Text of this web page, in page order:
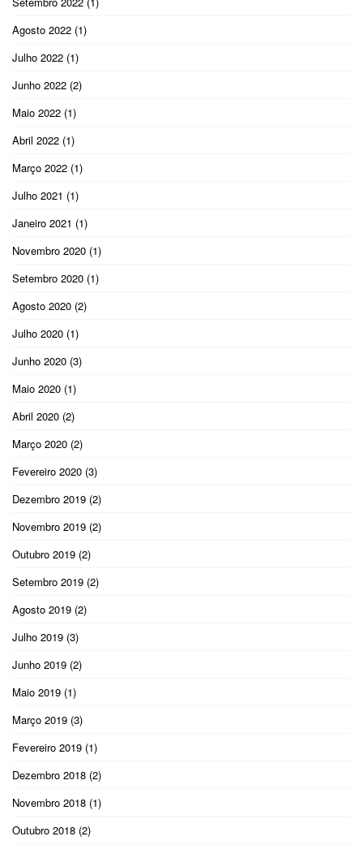
Agosto 2022 (1)
Julho 2022 (1)
Junho 2022 (2)
Maio 2022 (1)
Abril 2022 (1)
Março 2022 (1)
Julho 2021 (1)
Janeiro 2021 (1)
Novembro 2020 (1)
Setembro 2020 (1)
Agosto 2020 (2)
Julho 2020 (1)
Junho 2020 (3)
Maio 2020 (1)
Abril 2020 (2)
Março 2020 (2)
Fevereiro 2020 (3)
Dezembro 2019 (2)
Novembro 2019 (2)
Outubro 2019 (2)
Setembro 2019 (2)
Agosto 2019 (2)
Julho 2019 (3)
Junho 2019 (2)
Maio 2019 (1)
Março 2019 (3)
Fevereiro 2019 (1)
Dezembro 2018 (2)
Novembro 2018 (1)
Outubro 2018 (2)